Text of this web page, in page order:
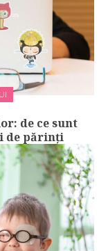
de ce sunt
de părinți